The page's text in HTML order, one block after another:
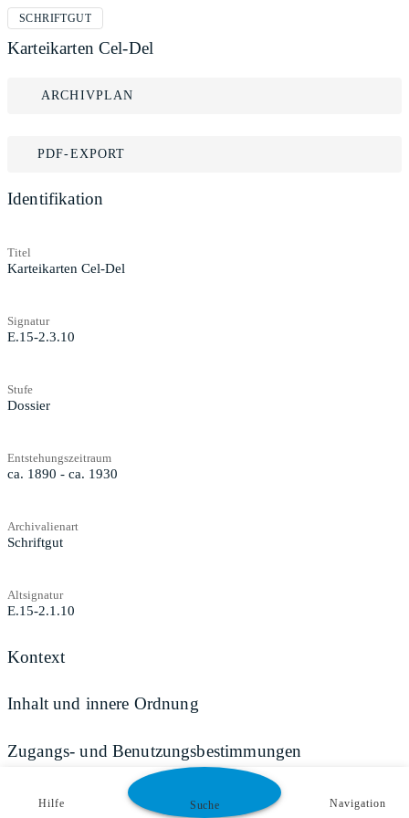
SCHRIFTGUT
Karteikarten Cel-Del
ARCHIVPLAN
PDF-EXPORT
Identifikation
Titel
Karteikarten Cel-Del
Signatur
E.15-2.3.10
Stufe
Dossier
Entstehungszeitraum
ca. 1890 - ca. 1930
Archivalienart
Schriftgut
Altsignatur
E.15-2.1.10
Kontext
Inhalt und innere Ordnung
Zugangs- und Benutzungsbestimmungen
Hilfe Suche Navigation